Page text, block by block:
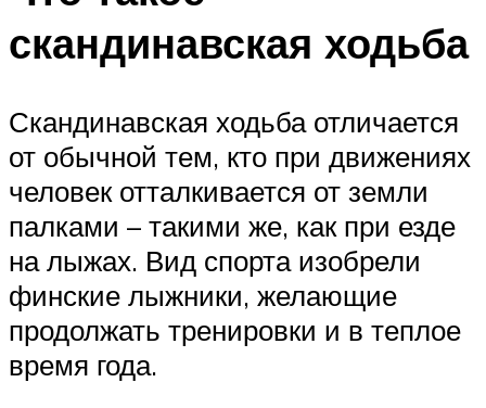
скандинавская ходьба
Скандинавская ходьба отличается
от обычной тем, кто при движениях
человек отталкивается от земли
палками – такими же, как при езде
на лыжах. Вид спорта изобрели
финские лыжники, желающие
продолжать тренировки и в теплое
время года.